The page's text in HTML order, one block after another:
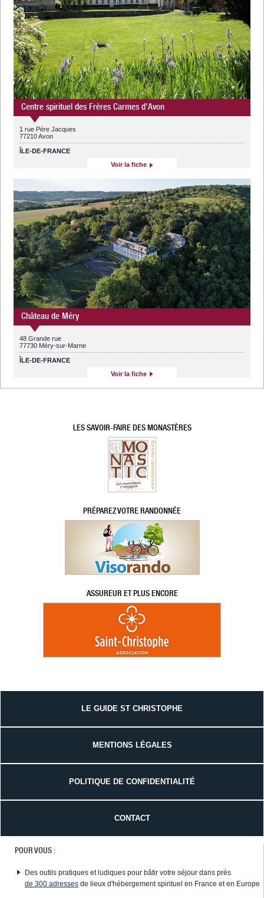
Centre spirituel des Frères Carmes d'Avon
1 rue Père Jacques
77210 Avon
ÎLE-DE-FRANCE
Voir la fiche
Château de Méry
48 Grande rue
77730 Méry-sur-Marne
ÎLE-DE-FRANCE
Voir la fiche
LES SAVOIR-FAIRE DES MONASTÈRES
PRÉPAREZ VOTRE RANDONNÉE
ASSUREUR ET PLUS ENCORE
LE GUIDE ST CHRISTOPHE
MENTIONS LÉGALES
POLITIQUE DE CONFIDENTIALITÉ
CONTACT
POUR VOUS :
Des outils pratiques et ludiques pour bâtir votre séjour dans près
de 300 adresses de lieux d'hébergement spirituel en France et en Europe